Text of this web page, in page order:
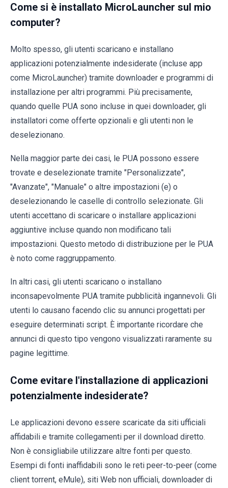
Come si è installato MicroLauncher sul mio
computer?
Molto spesso, gli utenti scaricano e installano
applicazioni potenzialmente indesiderate (incluse app
come MicroLauncher) tramite downloader e programmi di
installazione per altri programmi. Più precisamente,
quando quelle PUA sono incluse in quei downloader, gli
installatori come offerte opzionali e gli utenti non le
deselezionano.
Nella maggior parte dei casi, le PUA possono essere
trovate e deselezionate tramite "Personalizzate",
"Avanzate", "Manuale" o altre impostazioni (e) o
deselezionando le caselle di controllo selezionate. Gli
utenti accettano di scaricare o installare applicazioni
aggiuntive incluse quando non modificano tali
impostazioni. Questo metodo di distribuzione per le PUA
è noto come raggruppamento.
In altri casi, gli utenti scaricano o installano
inconsapevolmente PUA tramite pubblicità ingannevoli. Gli
utenti lo causano facendo clic su annunci progettati per
eseguire determinati script. È importante ricordare che
annunci di questo tipo vengono visualizzati raramente su
pagine legittime.
Come evitare l'installazione di applicazioni
potenzialmente indesiderate?
Le applicazioni devono essere scaricate da siti ufficiali
affidabili e tramite collegamenti per il download diretto.
Non è consigliabile utilizzare altre fonti per questo.
Esempi di fonti inaffidabili sono le reti peer-to-peer (come
client torrent, eMule), siti Web non ufficiali, downloader di